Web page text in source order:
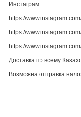
Инстаграм:
https://
https://
https://
Доставка по всему
Возможна отправка